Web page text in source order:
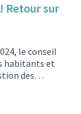
Retour sur
le conseil
habitants et
des
étapes